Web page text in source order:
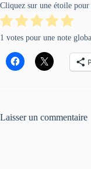
Cliquez sur une étoile
1 votes pour une note
Laisser un commentaire